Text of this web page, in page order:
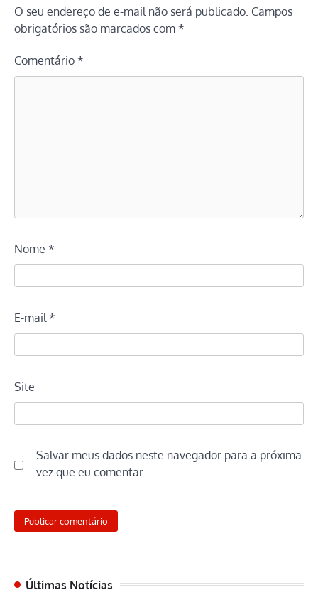
O seu endereço de e-mail não será publicado. Campos
obrigatórios são marcados com *
Comentário *
Nome *
E-mail*
Site
Salvar meus dados neste navegador para a próxima
vez que eu comentar.
Últimas Notícias